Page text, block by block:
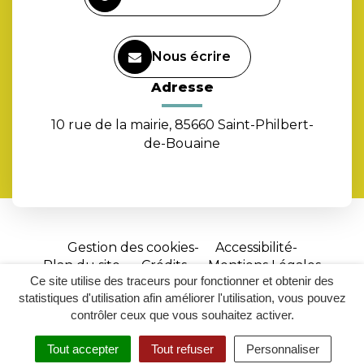
Ce site utilise des traceurs pour fonctionner et obtenir des
statistiques d'utilisation afin améliorer l'utilisation, vous pouvez
contrôler ceux que vous souhaitez activer.
Tout accepter Tout refuser Personnaliser
RECHERCHER
ACCESSIBILITÉ
Nous écrire
Adresse
10 rue de la mairie, 85660 Saint-Philbert-
de-Bouaine
Gestion des cookies
Accessibilité
Plan du site
Crédits
Mentions Légales
Site
réalisé
par
Inovagora